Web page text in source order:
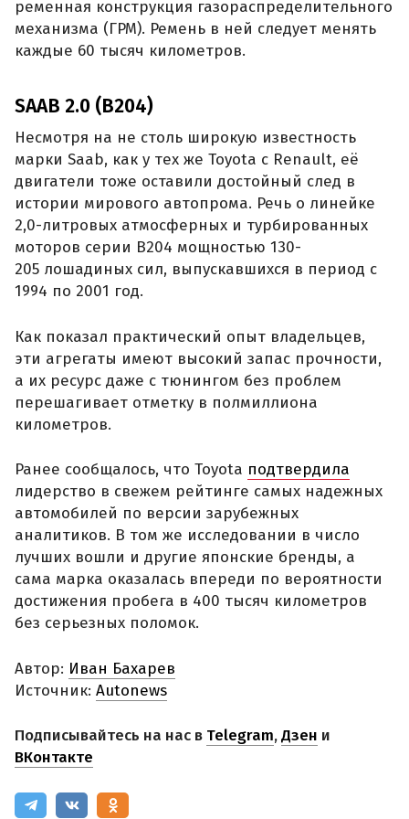
ременная конструкция газораспределительного
механизма (ГРМ). Ремень в ней следует менять
каждые 60 тысяч километров.
SAAB 2.0 (B204)
Несмотря на не столь широкую известность
марки Saab, как у тех же Toyota с Renault, её
двигатели тоже оставили достойный след в
истории мирового автопрома. Речь о линейке
2,0-литровых атмосферных и турбированных
моторов серии B204 мощностью 130-
205 лошадиных сил, выпускавшихся в период с
1994 по 2001 год.
Как показал практический опыт владельцев,
эти агрегаты имеют высокий запас прочности,
а их ресурс даже с тюнингом без проблем
перешагивает отметку в полмиллиона
километров.
Ранее сообщалось, что Toyota подтвердила
лидерство в свежем рейтинге самых надежных
автомобилей по версии зарубежных
аналитиков. В том же исследовании в число
лучших вошли и другие японские бренды, а
сама марка оказалась впереди по вероятности
достижения пробега в 400 тысяч километров
без серьезных поломок.
Автор: Иван Бахарев
Источник: Autonews
Подписывайтесь на нас в Telegram,Дзен и
ВКонтакте